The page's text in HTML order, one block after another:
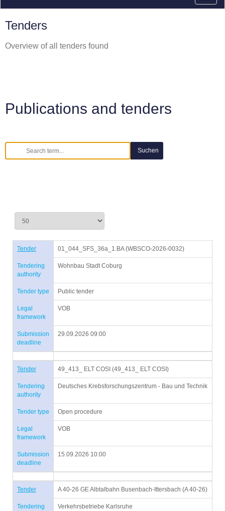
Tenders
Overview of all tenders found
Publications and tenders
Tender 01_044_SFS_36a_1.BA (WBSCO-2026-0032)
Tendering
authority
Wohnbau Stadt Coburg
Tender type Public tender
Legal
framework
VOB
Submission
deadline
29.09.2026 09:00
Tender 49_413_ ELT COSI (49_413_ ELT COSI)
Tendering
authority
Deutsches Krebsforschungszentrum - Bau und Technik
Tender type Open procedure
Legal
framework
VOB
Submission
deadline
15.09.2026 10:00
Tender A 40-26 GE Albtalbahn Busenbach-Ittersbach (A 40-26)
Tendering
Verkehrsbetriebe Karlsruhe